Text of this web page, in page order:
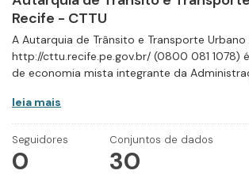
Recife - CTTU
A Autarquia de Trânsito e Transporte Urbano
http://cttu.recife.pe.gov.br/ (0800 081 1078)
de economia mista integrante da
leia mais
Seguidores
0
Conjuntos de dados
30